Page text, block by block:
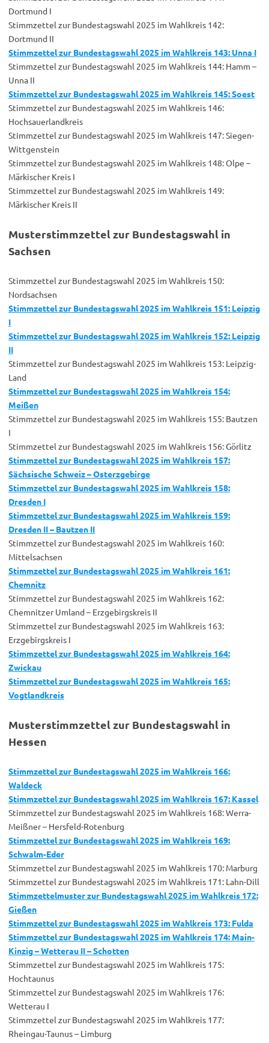
Dortmund I
Stimmzettel zur Bundestagswahl 2025 im Wahlkreis 142:
Dortmund II
Stimmzettel zur Bundestagswahl 2025 im Wahlkreis 143: Unna I
Stimmzettel zur Bundestagswahl 2025 im Wahlkreis 144: Hamm –
Unna II
Stimmzettel zur Bundestagswahl 2025 im Wahlkreis 145: Soest
Stimmzettel zur Bundestagswahl 2025 im Wahlkreis 146:
Hochsauerlandkreis
Stimmzettel zur Bundestagswahl 2025 im Wahlkreis 147: Siegen-
Wittgenstein
Stimmzettel zur Bundestagswahl 2025 im Wahlkreis 148: Olpe –
Märkischer Kreis I
Stimmzettel zur Bundestagswahl 2025 im Wahlkreis 149:
Märkischer Kreis II
Musterstimmzettel zur Bundestagswahl in
Sachsen
Stimmzettel zur Bundestagswahl 2025 im Wahlkreis 150:
Nordsachsen
Stimmzettel zur Bundestagswahl 2025 im Wahlkreis 151: Leipzig
I
Stimmzettel zur Bundestagswahl 2025 im Wahlkreis 152: Leipzig
II
Stimmzettel zur Bundestagswahl 2025 im Wahlkreis 153: Leipzig-
Land
Stimmzettel zur Bundestagswahl 2025 im Wahlkreis 154:
Meißen
Stimmzettel zur Bundestagswahl 2025 im Wahlkreis 155: Bautzen
I
Stimmzettel zur Bundestagswahl 2025 im Wahlkreis 156: Görlitz
Stimmzettel zur Bundestagswahl 2025 im Wahlkreis 157:
Sächsische Schweiz – Osterzgebirge
Stimmzettel zur Bundestagswahl 2025 im Wahlkreis 158:
Dresden I
Stimmzettel zur Bundestagswahl 2025 im Wahlkreis 159:
Dresden II – Bautzen II
Stimmzettel zur Bundestagswahl 2025 im Wahlkreis 160:
Mittelsachsen
Stimmzettel zur Bundestagswahl 2025 im Wahlkreis 161:
Chemnitz
Stimmzettel zur Bundestagswahl 2025 im Wahlkreis 162:
Chemnitzer Umland – Erzgebirgskreis II
Stimmzettel zur Bundestagswahl 2025 im Wahlkreis 163:
Erzgebirgskreis I
Stimmzettel zur Bundestagswahl 2025 im Wahlkreis 164:
Zwickau
Stimmzettel zur Bundestagswahl 2025 im Wahlkreis 165:
Vogtlandkreis
Musterstimmzettel zur Bundestagswahl in
Hessen
Stimmzettel zur Bundestagswahl 2025 im Wahlkreis 166:
Waldeck
Stimmzettel zur Bundestagswahl 2025 im Wahlkreis 167: Kassel
Stimmzettel zur Bundestagswahl 2025 im Wahlkreis 168: Werra-
Meißner – Hersfeld-Rotenburg
Stimmzettel zur Bundestagswahl 2025 im Wahlkreis 169:
Schwalm-Eder
Stimmzettel zur Bundestagswahl 2025 im Wahlkreis 170: Marburg
Stimmzettel zur Bundestagswahl 2025 im Wahlkreis 171: Lahn-Dill
Stimmzettelmuster zur Bundestagswahl 2025 im Wahlkreis 172:
Gießen
Stimmzettel zur Bundestagswahl 2025 im Wahlkreis 173: Fulda
Stimmzettel zur Bundestagswahl 2025 im Wahlkreis 174: Main-
Kinzig – Wetterau II – Schotten
Stimmzettel zur Bundestagswahl 2025 im Wahlkreis 175:
Hochtaunus
Stimmzettel zur Bundestagswahl 2025 im Wahlkreis 176:
Wetterau I
Stimmzettel zur Bundestagswahl 2025 im Wahlkreis 177:
Rheingau-Taunus – Limburg